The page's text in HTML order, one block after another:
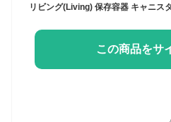
この商品をサ